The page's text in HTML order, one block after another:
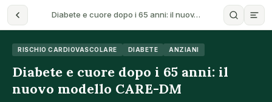
Diabete e cuore dopo i 65 anni: il nuov…
RISCHIO CARDIOVASCOLARE DIABETE ANZIANI
Diabete e cuore dopo i 65 anni: il
nuovo modello CARE-DM